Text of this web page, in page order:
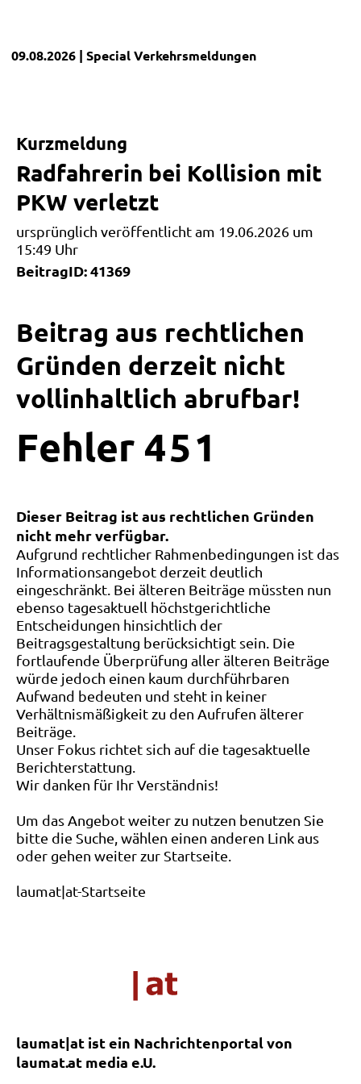
09.08.2026 | SpecialVerkehrsmeldungen
Kurzmeldung
Radfahrerin bei Kollision mit
PKW verletzt
ursprünglich veröffentlicht am 19.06.2026 um
15:49 Uhr
BeitragID: 41369
Beitrag aus rechtlichen
Gründen derzeit nicht
vollinhaltlich abrufbar!
Fehler 4 5 1
Dieser Beitrag ist aus rechtlichen Gründen
nicht mehr verfügbar.
Aufgrund rechtlicher Rahmenbedingungen ist das
Informationsangebot derzeit deutlich
eingeschränkt. Bei älteren Beiträge müssten nun
ebenso tagesaktuell höchstgerichtliche
Entscheidungen hinsichtlich der
Beitragsgestaltung berücksichtigt sein. Die
fortlaufende Überprüfung aller älteren Beiträge
würde jedoch einen kaum durchführbaren
Aufwand bedeuten und steht in keiner
Verhältnismäßigkeit zu den Aufrufen älterer
Beiträge.
Unser Fokus richtet sich auf die tagesaktuelle
Berichterstattung.
Wir danken für Ihr Verständnis!
Um das Angebot weiter zu nutzen benutzen Sie
bitte die Suche, wählen einen anderen Link aus
oder gehen weiter zur Startseite.
laumat|at-Startseite
laumat|at ist ein Nachrichtenportal von
laumat.at media e.U.